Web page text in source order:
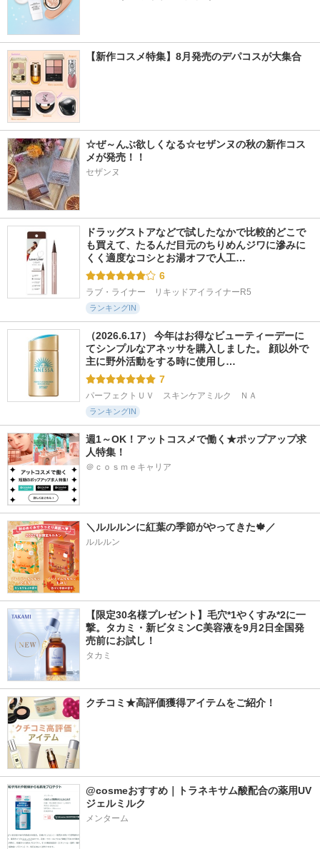
【新作コスメ特集】8月発売のデパコスが大集合
☆ぜ～んぶ欲しくなる☆セザンヌの秋の新作コス
メが発売！！
セザンヌ
ドラッグストアなどで試したなかで比較的どこで
も買えて、たるんだ目元のちりめんジワに滲みに
くく適度なコシとお湯オフで人工…
6
ラブ・ライナー　リキッドアイライナーR5
ランキングIN
（2026.6.17） 今年はお得なビューティーデーに
てシンプルなアネッサを購入しました。 顔以外で
主に野外活動をする時に使用し…
7
パーフェクトＵＶ　スキンケアミルク　ＮＡ
ランキングIN
週1～OK！アットコスメで働く★ポップアップ求
人特集！
＠ｃｏｓｍｅキャリア
＼ルルルンに紅葉の季節がやってきた🍁／
ルルルン
【限定30名様プレゼント】毛穴*1やくすみ*2に一
撃。タカミ・新ビタミンC美容液を9月2日全国発
売前にお試し！
タカミ
クチコミ★高評価獲得アイテムをご紹介！
@cosmeおすすめ｜トラネキサム酸配合の薬用UV
ジェルミルク
メンターム